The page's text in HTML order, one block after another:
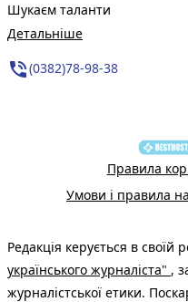
Шукаєм таланти
Детальніше
phone_in_talk(0382)78-98-38
Правила
Умови і правила
Редакція керується в своїй
українського журналіста" ,
журналістської етики.